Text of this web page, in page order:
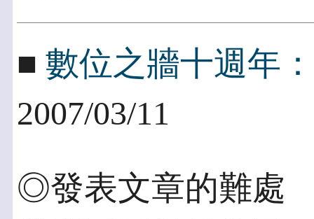
■ 數位之牆十週年
2007/03/11
◎發表文章的難處